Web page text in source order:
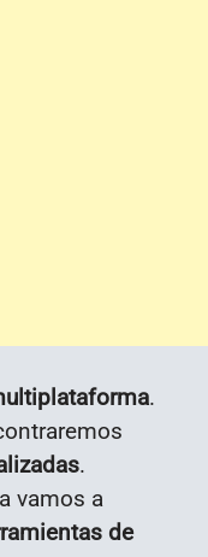
.
.
vamos a
de